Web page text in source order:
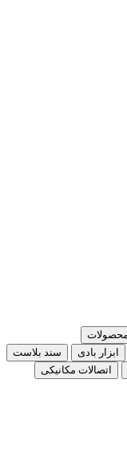
ابزار بادی
سند بلاست
اتصالات مکانیکی